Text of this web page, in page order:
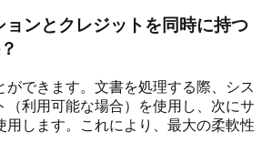
ョンとクレジットを同時に持つ
ができます。文書を処理する際、シス
（利用可能な場合）を使用し、次にサ
用します。これにより、最大の柔軟性